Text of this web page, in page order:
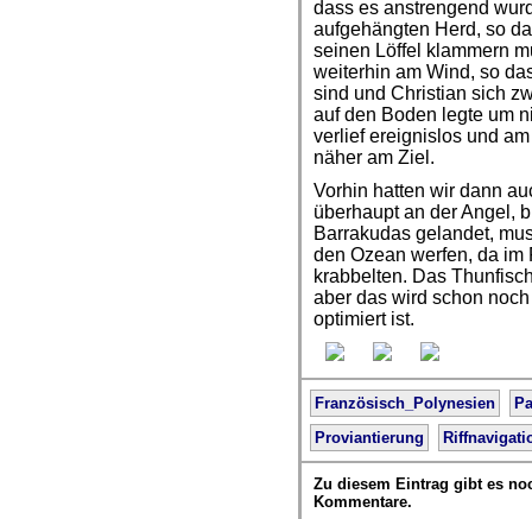
dass es anstrengend
aufgehängten Herd, so
seinen Löffel klammern
weiterhin am Wind, so
sind und Christian sich
auf den Boden legte um
verlief ereignislos und
näher am Ziel.
Vorhin hatten wir dann
überhaupt an der Angel,
Barrakudas gelandet,
den Ozean werfen, da
krabbelten. Das
aber das wird schon
optimiert ist.
Französisch_Polynesien
Proviantierung
Zu diesem Eintrag gibt es
Kommentare.